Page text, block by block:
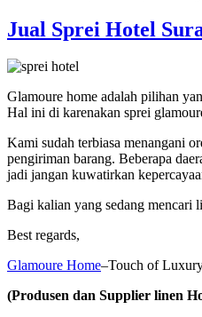
Jual Sprei Hotel
Glamoure home adalah pilihan
Hal ini di karenakan sprei
Kami sudah terbiasa menangani
pengiriman barang. Beberapa
jadi jangan kuwatirkan
Bagi kalian yang sedang
Best regards,
Glamoure Home–Touch of
(Produsen dan Supplier linen